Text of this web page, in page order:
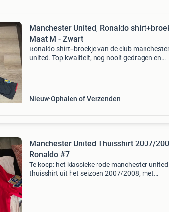
Manchester United, Ronaldo
Maat M - Zwart
Ronaldo shirt+broekje van de club manchester
united. Top kwaliteit, nog nooit gedragen en
Nieuw Ophalen of Verzenden
Manchester United Thuisshirt 2007/
Ronaldo #7
Te koop: het klassieke rode manchester united
thuisshirt uit het seizoen 2007/2008, met